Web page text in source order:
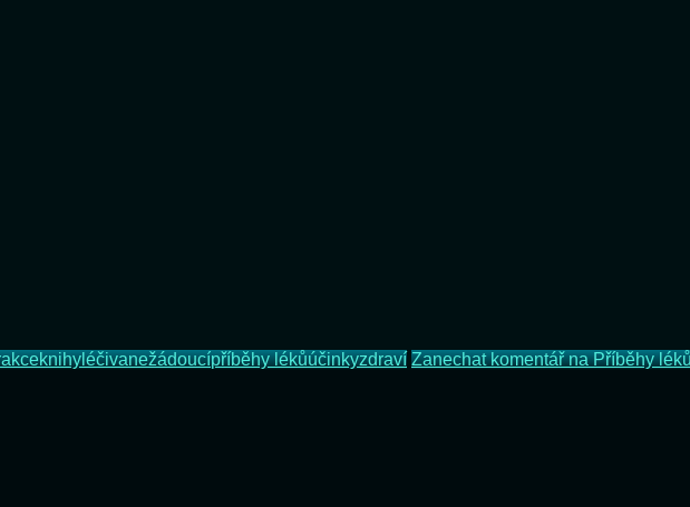
knihyléčivanežádoucípříběhy lékůúčinkyzdraví Zanechat komentářna Příběhy